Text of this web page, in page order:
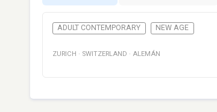
ADULT CONTEMPORARY NEW AGE
ZURICH · SWITZERLAND · ALEMÁN